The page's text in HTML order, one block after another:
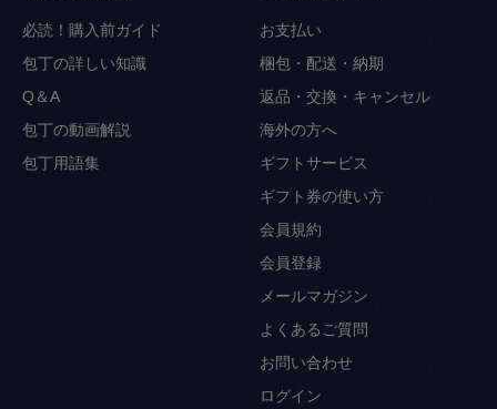
必読！購入前ガイド
包丁の詳しい知識
Q＆A
包丁の動画解説
包丁用語集
お支払い
梱包・配送・納期
返品・交換・キャンセル
海外の方へ
ギフトサービス
ギフト券の使い方
会員規約
会員登録
メールマガジン
よくあるご質問
お問い合わせ
ログイン